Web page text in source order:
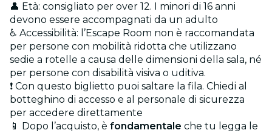
👤 Età: consigliato per over 12. I minori di 16 anni
devono essere accompagnati da un adulto
♿ Accessibilità: l’Escape Room non è raccomandata
per persone con mobilità ridotta che utilizzano
sedie a rotelle a causa delle dimensioni della sala, né
per persone con disabilità visiva o uditiva.
❗ Con questo biglietto puoi saltare la fila. Chiedi al
botteghino di accesso e al personale di sicurezza
per accedere direttamente
📱 Dopo l’acquisto, è fondamentale che tu legga le